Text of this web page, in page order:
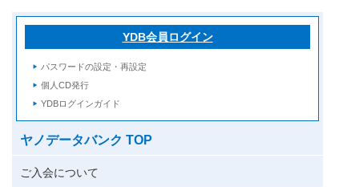
YDB会員ログイン
パスワードの設定・再設定
個人CD発行
YDBログインガイド
ヤノデータバンク TOP
ご入会について